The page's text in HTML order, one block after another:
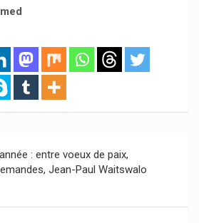
: entre voeux de paix,
Jean-Paul Waitswalo